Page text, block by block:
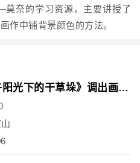
奈的学习资源，主要讲授了
作中铺背景颜色的方法。
《正午阳光下的干草垛》调出画面..